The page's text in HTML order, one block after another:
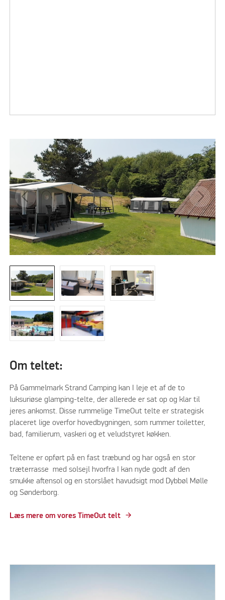
Om teltet:
På Gammelmark Strand Camping kan I leje et af de to
luksuriøse glamping-telte, der allerede er sat op og klar til
jeres ankomst. Disse rummelige TimeOut telte er strategisk
placeret lige overfor hovedbygningen, som rummer toiletter,
bad, familierum, vaskeri og et veludstyret køkken.
Teltene er opført på en fast træbund og har også en stor
træterrasse med solsejl hvorfra I kan nyde godt af den
smukke aftensol og en storslået havudsigt mod Dybbøl Mølle
og Sønderborg.
Læs mere om vores TimeOut telt